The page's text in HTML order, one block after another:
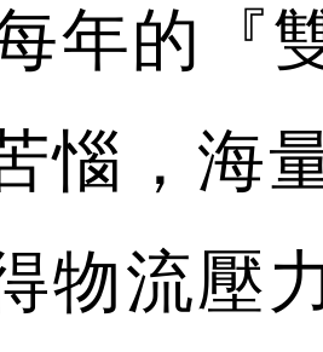
年的『
惱，海
物流壓